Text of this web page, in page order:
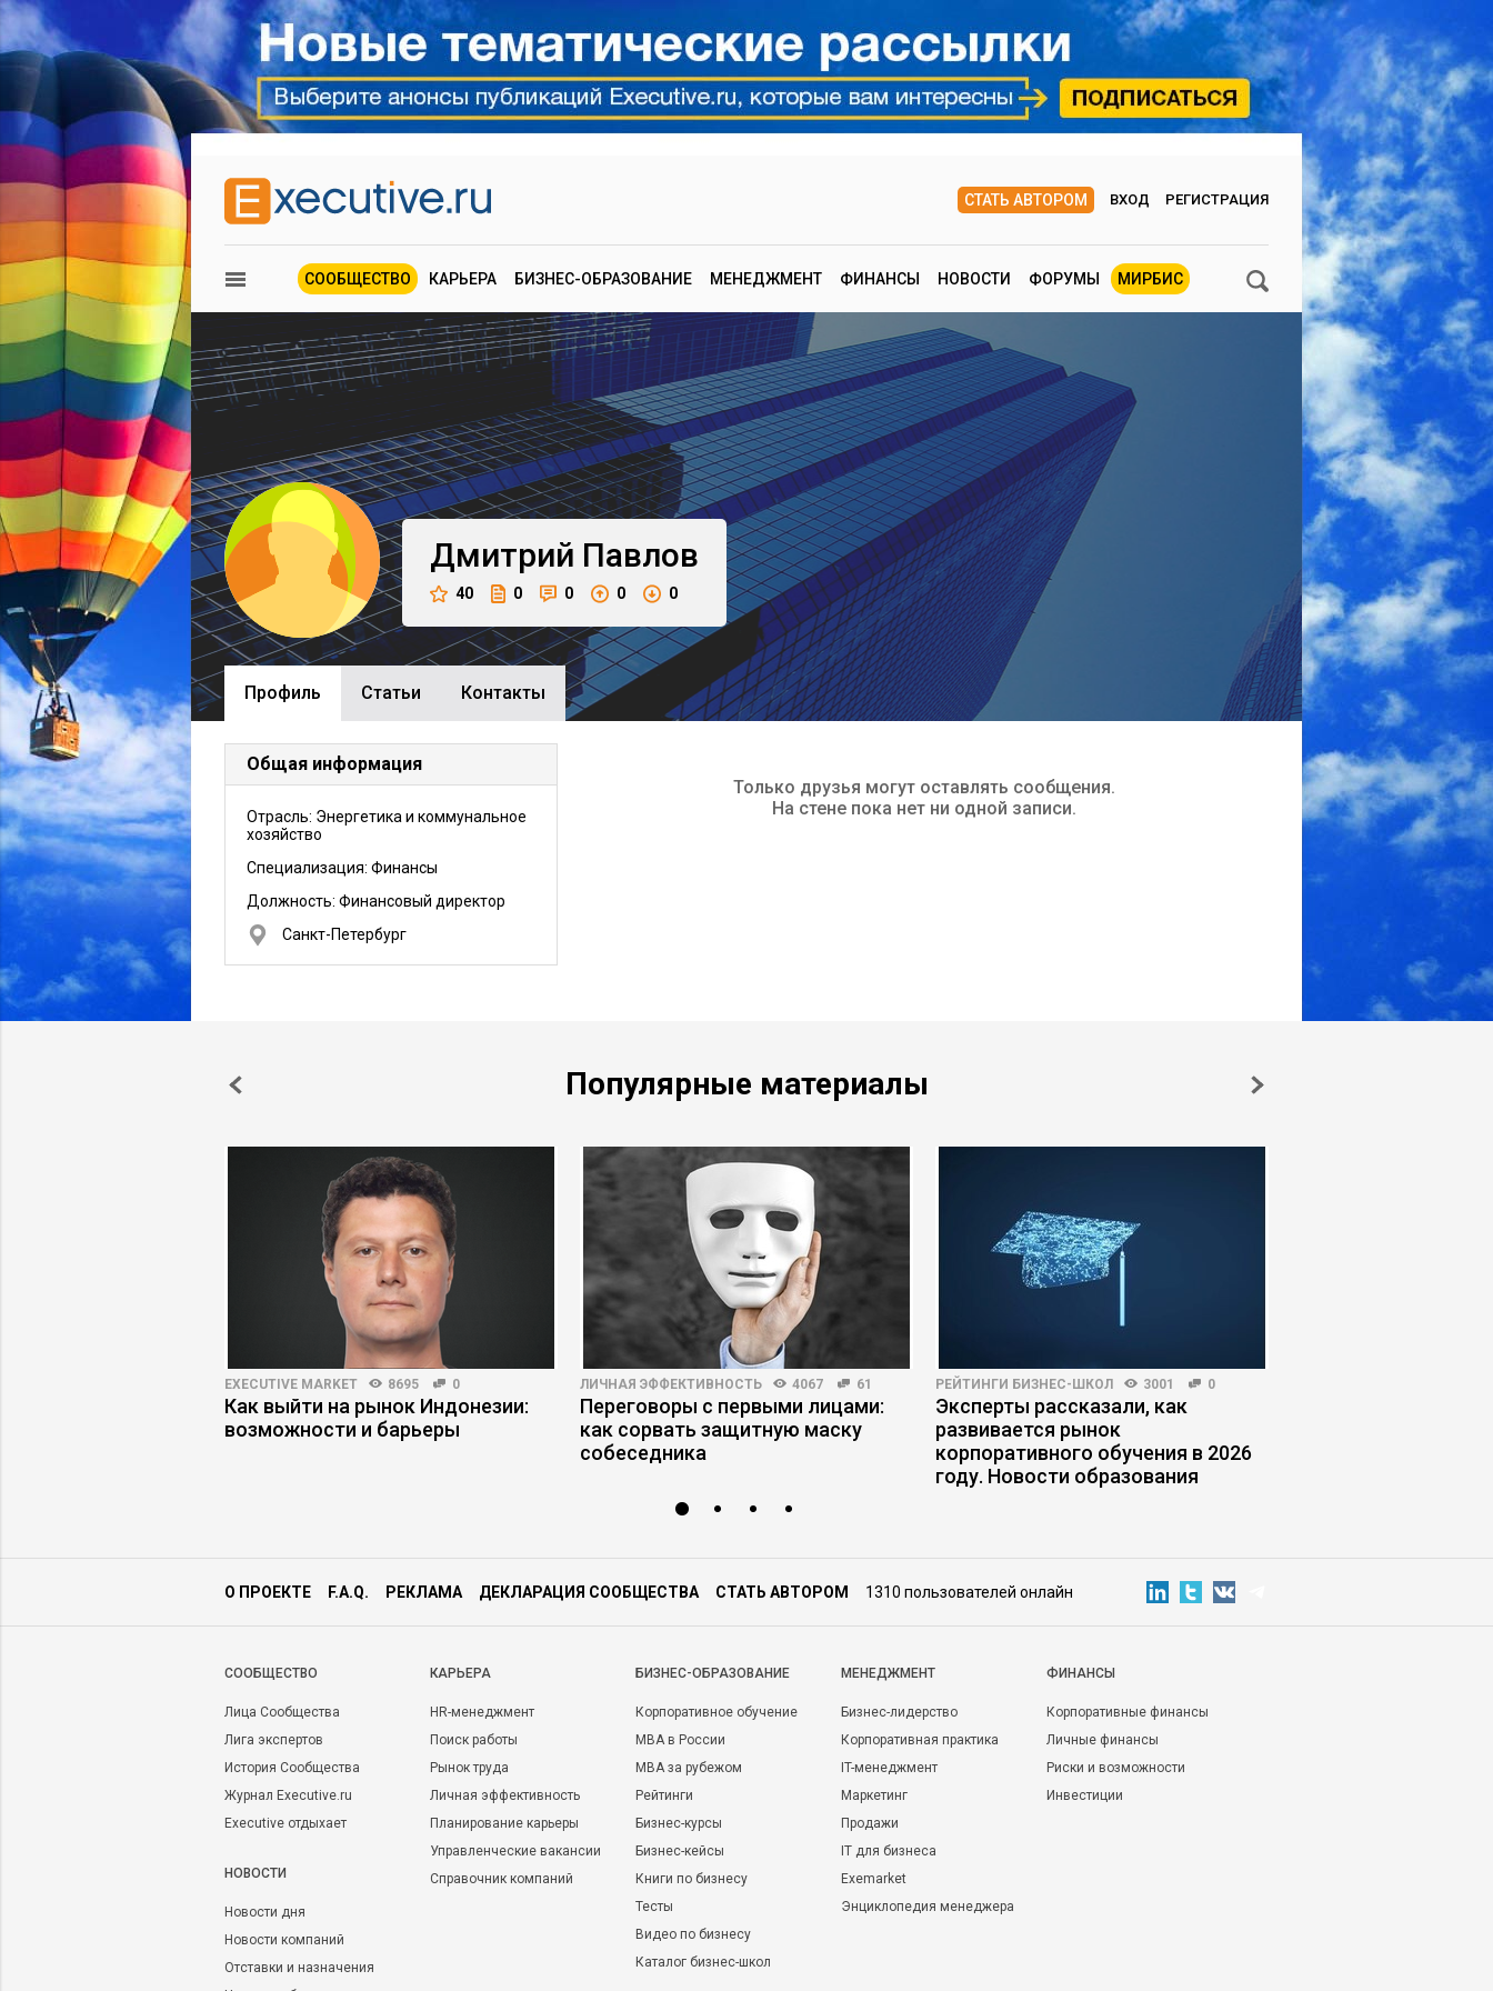
СТАТЬ АВТОРОМ ВХОД РЕГИСТРАЦИЯ
СООБЩЕСТВО КАРЬЕРА БИЗНЕС-ОБРАЗОВАНИЕ МЕНЕДЖМЕНТ ФИНАНСЫ НОВОСТИ ФОРУМЫ МИРБИС
Дмитрий Павлов
40 0 0 0 0
Профиль Cтатьи Контакты
Общая информация
Отрасль: Энергетика и коммунальное
хозяйство
Специализация: Финансы
Должность: Финансовый директор
Санкт-Петербург
Только друзья могут оставлять сообщения.
На стене пока нет ни одной записи.
Популярные материалы
EXECUTIVE MARKET 8695 0
Как выйти на рынок Индонезии:
возможности и барьеры
ЛИЧНАЯ ЭФФЕКТИВНОСТЬ 4067 61
Переговоры с первыми лицами:
как сорвать защитную маску
собеседника
РЕЙТИНГИ БИЗНЕС-ШКОЛ 3001 0
Эксперты рассказали, как
развивается рынок
корпоративного обучения в 2026
году. Новости образования
О ПРОЕКТЕ F.A.Q. РЕКЛАМА ДЕКЛАРАЦИЯ СООБЩЕСТВА СТАТЬ АВТОРОМ 1310 пользователей онлайн
CООБЩЕСТВО
Лица Сообщества
Лига экспертов
История Сообщества
Журнал Executive.ru
Executive отдыхает
НОВОСТИ
Новости дня
Новости компаний
Отставки и назначения
КАРЬЕРА
HR-менеджмент
Поиск работы
Рынок труда
Личная эффективность
Планирование карьеры
Управленческие вакансии
Справочник компаний
БИЗНЕС-ОБРАЗОВАНИЕ
Корпоративное обучение
MBA в России
MBA за рубежом
Рейтинги
Бизнес-курсы
Бизнес-кейсы
Книги по бизнесу
Тесты
Видео по бизнесу
Каталог бизнес-школ
МЕНЕДЖМЕНТ
Бизнес-лидерство
Корпоративная практика
IT-менеджмент
Маркетинг
Продажи
IT для бизнеса
Exemarket
Энциклопедия менеджера
ФИНАНСЫ
Корпоративные финансы
Личные финансы
Риски и возможности
Инвестиции